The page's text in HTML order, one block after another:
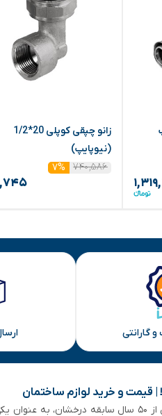
زانو چپقی کوپلی 20*1/2
(نیوپایپ)
۷۴۰,۵۸۶
۷%
گارانتی
| قیمت و خرید لوازم ساختمان
هایپر ساختمانی خاجی‌ با بیش از ۵۰